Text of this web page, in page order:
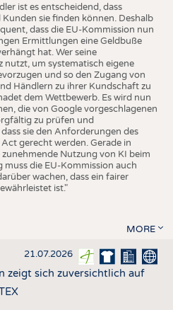
ist es entscheidend, dass
sie finden können. Deshalb
dass die EU-Kommission nun
Ermittlungen eine Geldbuße
hat. Wer seine
nutzt, um systematisch eigene
und so den Zugang von
Händlern zu ihrer Kundschaft zu
dem Wettbewerb. Es wird nun
die von Google vorgeschlagenen
zu prüfen und
sie den Anforderungen des
gerecht werden. Gerade in
Nutzung von KI beim
muss die EU-Kommission auch
wachen, dass ein fairer
ist."
MORE
21.07.2026
zeigt sich zuversichtlich auf